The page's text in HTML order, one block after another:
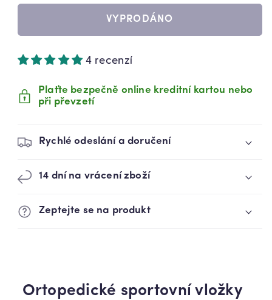
AMORTIZAČNÍ
VLOŽKY
(89720003)
AMORTIZAČNÍ
SPORTOVNÍ
VLOŽKY
(89720003)
VYPRODÁNO
4 recenzí
Plaťte bezpečně online kreditní kartou nebo
při převzetí
Rychlé odeslání a doručení
14 dní na vrácení zboží
Zeptejte se na produkt
Ortopedické sportovní vložky